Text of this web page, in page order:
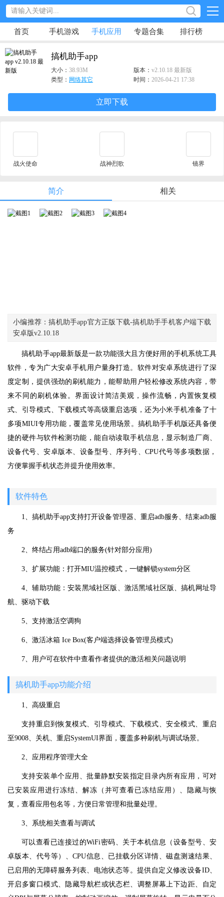
首页 手机游戏 手机应用 专题合集 排行榜
搞机助手app
大小： 38.93M 版本： v2.10.18 最新版
类型： 网络其它 时间： 2026-04-21 17:38
立即下载
战火使命 战神烈歌 镜界
简介 相关
小编推荐：搞机助手app官方正版下载-搞机助手手机客户端下载
安卓版v2.10.18
搞机助手app最新版是一款功能强大且方便好用的手机系统工具
软件，专为广大安卓手机用户量身打造。软件对安卓系统进行了深
度定制，提供强劲的刷机能力，能帮助用户轻松修改系统内容，带
来不同的刷机体验。界面设计简洁美观，操作流畅，内置恢复模
式、引导模式、下载模式等高级重启选项，还为小米手机准备了十
多项MIUI专用功能，覆盖常见使用场景。搞机助手手机版还具备便
捷的硬件与软件检测功能，能自动读取手机信息，显示制造厂商、
设备代号、安卓版本、设备型号、序列号、CPU代号等多项数据，
方便掌握手机状态并提升使用效率。
软件特色
1、搞机助手app支持打开设备管理器、重启adb服务、结束adb服
务
2、终结占用adb端口的服务(针对部分应用)
3、扩展功能：打开MIU温控模式，一键解锁system分区
4、辅助功能：安装黑域社区版、激活黑域社区版、搞机网址导
航、驱动下载
5、支持激活空调狗
6、激活冰箱 Ice Box(客户端选择设备管理员模式)
7、用户可在软件中查看作者提供的激活相关问题说明
搞机助手app功能介绍
1、高级重启
支持重启到恢复模式、引导模式、下载模式、安全模式、重启
至9008、关机、重启SystemUI界面，覆盖多种刷机与调试场景。
2、应用程序管理大全
支持安装单个应用、批量静默安装指定目录内所有应用，可对
已安装应用进行冻结、解冻（并可查看已冻结应用）、隐藏与恢
复，查看应用包名等，方便日常管理和批量处理。
3、系统相关查看与调试
可以查看已连接过的WiFi密码、关于本机信息（设备型号、安
卓版本、代号等）、CPU信息、已挂载分区详情、磁盘测速结果、
已启用的无障碍服务列表、电池状态等。提供自定义修改设备ID、
开启多窗口模式、隐藏导航栏或状态栏、调整屏幕上下边距、自定